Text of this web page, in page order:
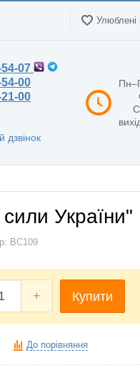
Улюблені
07
00
00
дзвінок
України"
ВС109
+ Купити
До порівняння